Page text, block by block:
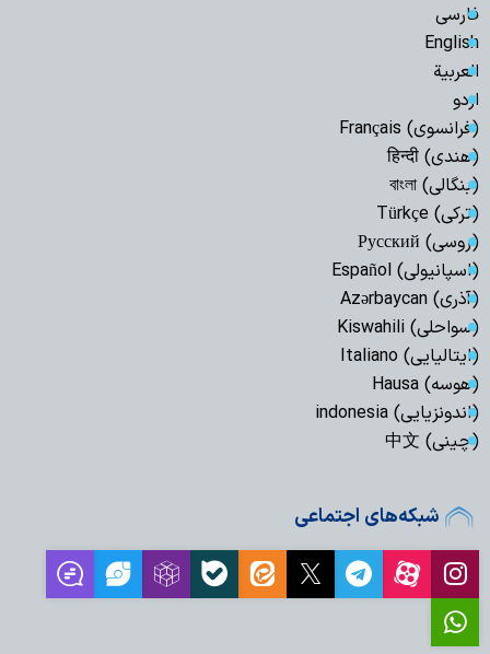
فارسی
English
العربیة
اردو
(فرانسوی) Français
(هندی) हिन्दी
(بنگالی) বাংলা
(ترکی) Türkçe
(روسی) Русский
(اسپانیولی) Español
(آذری) Azərbaycan
(سواحلی) Kiswahili
(ایتالیایی) Italiano
(هوسه) Hausa
(اندونزیایی) indonesia
(چینی) 中文
شبکه‌های اجتماعی